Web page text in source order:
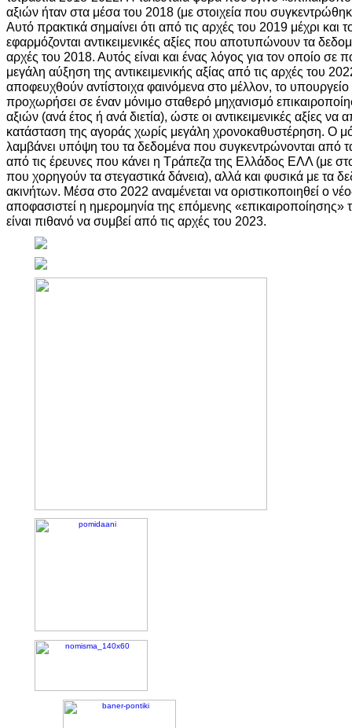
αξιών ήταν στα μέσα του 2018 (με στοιχεία που
Αυτό πρακτικά σημαίνει ότι από τις αρχές του 2019 μέχρι και
εφαρμόζονται αντικειμενικές αξίες που αποτυπώνουν τα
αρχές του 2018. Αυτός είναι και ένας λόγος για τον οποίο σε
μεγάλη αύξηση της αντικειμενικής αξίας από τις αρχές του
αποφευχθούν αντίστοιχα φαινόμενα στο μέλλον, το
προχωρήσει σε έναν μόνιμο σταθερό μηχανισμό
αξιών (ανά έτος ή ανά διετία), ώστε οι αντικειμενικές αξίες
κατάσταση της αγοράς χωρίς μεγάλη χρονοκαθυστέρηση. Ο
λαμβάνει υπόψη του τα δεδομένα που συγκεντρώνονται από
από τις έρευνες που κάνει η Τράπεζα της Ελλάδος ΕΛΛ (με
που χορηγούν τα στεγαστικά δάνεια), αλλά και φυσικά με τα
ακινήτων. Μέσα στο 2022 αναμένεται να οριστικοποιηθεί ο
αποφασιστεί η ημερομηνία της επόμενης «επικαιροποίησης»
είναι πιθανό να συμβεί από τις αρχές του 2023.